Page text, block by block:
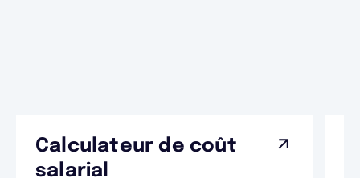
Calculateur de coût
salarial